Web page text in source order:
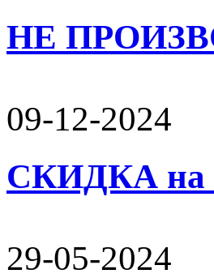
НЕ
09-12-2024
СКИДКА на
29-05-2024